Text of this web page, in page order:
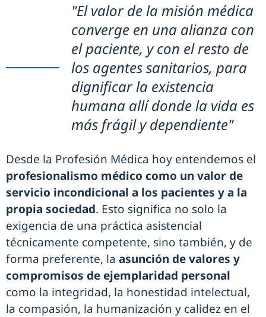
"El valor de la misión médica
converge en una alianza con
el paciente, y con el resto de
los agentes sanitarios, para
dignificar la existencia
humana allí donde la vida es
más frágil y dependiente"
Desde la Profesión Médica hoy entendemos el
profesionalismo médico como un valor de
servicio incondicional a los pacientes y a la
propia sociedad. Esto significa no solo la
exigencia de una práctica asistencial
técnicamente competente, sino también, y de
forma preferente, la asunción de valores y
compromisos de ejemplaridad personal
como la integridad, la honestidad intelectual,
la compasión, la humanización y calidez en el